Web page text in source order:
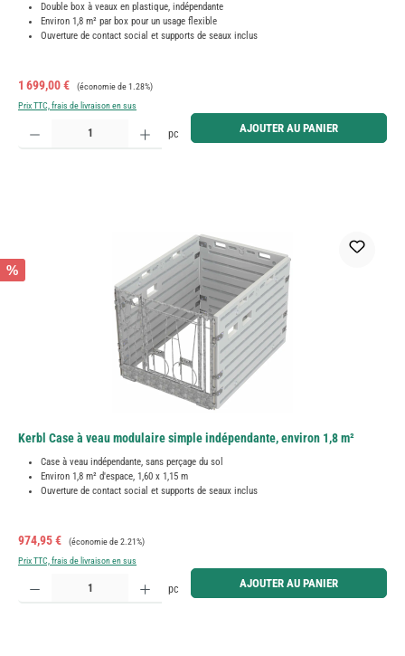
Double box à veaux en plastique, indépendante
Environ 1,8 m² par box pour un usage flexible
Ouverture de contact social et supports de seaux inclus
Prix de vente :
1 699,00 € Prix régulier :
(économie de 1.28%)
Prix TTC, frais de livraison en sus
Quantité de produit : Entrez la quantité souhaitée ou utilisez les boutons pour augmenter ou
pc AJOUTER AU PANIER
%
Kerbl Case à veau modulaire simple indépendante, environ 1,8 m²
Case à veau indépendante, sans perçage du sol
Environ 1,8 m² d'espace, 1,60 x 1,15 m
Ouverture de contact social et supports de seaux inclus
Prix de vente :
974,95 € Prix régulier :
(économie de 2.21%)
Prix TTC, frais de livraison en sus
Quantité de produit : Entrez la quantité souhaitée ou utilisez les boutons pour augmenter ou
pc AJOUTER AU PANIER